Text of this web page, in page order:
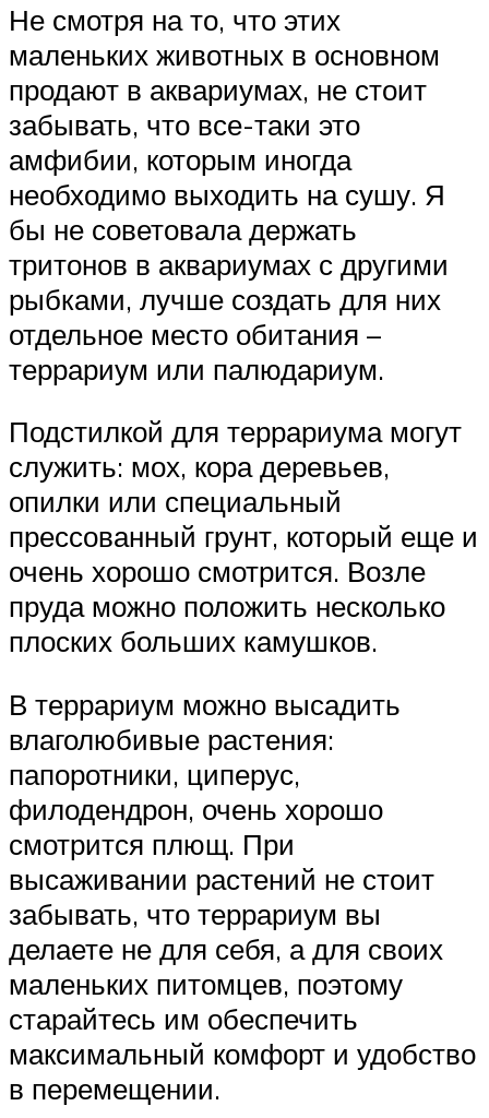
Не смотря на то, что этих
маленьких животных в основном
продают в аквариумах, не стоит
забывать, что все-таки это
амфибии, которым иногда
необходимо выходить на сушу. Я
бы не советовала держать
тритонов в аквариумах с другими
рыбками, лучше создать для них
отдельное место обитания –
террариум или палюдариум.
Подстилкой для террариума могут
служить: мох, кора деревьев,
опилки или специальный
прессованный грунт, который еще и
очень хорошо смотрится. Возле
пруда можно положить несколько
плоских больших камушков.
В террариум можно высадить
влаголюбивые растения:
папоротники, циперус,
филодендрон, очень хорошо
смотрится плющ. При
высаживании растений не стоит
забывать, что террариум вы
делаете не для себя, а для своих
маленьких питомцев, поэтому
старайтесь им обеспечить
максимальный комфорт и удобство
в перемещении.